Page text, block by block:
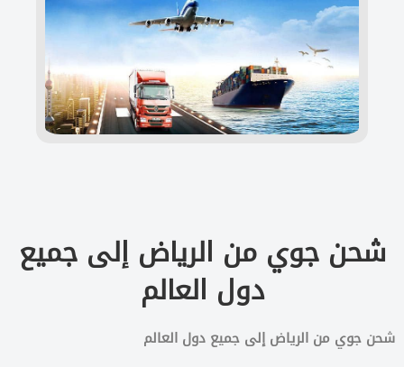
شحن جوي من الرياض إلى جميع
دول العالم
شحن جوي من الرياض إلى جميع دول العالم